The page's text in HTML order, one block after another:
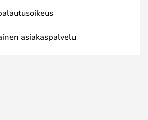
asiakaspalvelu